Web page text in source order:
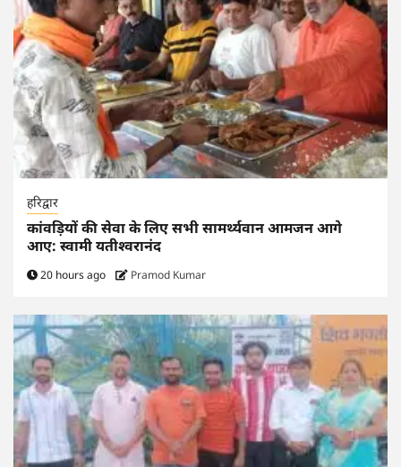
हरिद्वार
कांवड़ियों की सेवा के लिए सभी सामर्थ्यवान आमजन आगे
आए: स्वामी यतीश्वरानंद
20 hours ago Pramod Kumar